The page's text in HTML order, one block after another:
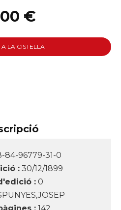
€
LA CISTELLA
84-96779-31-0
: 30/12/1899
: 0